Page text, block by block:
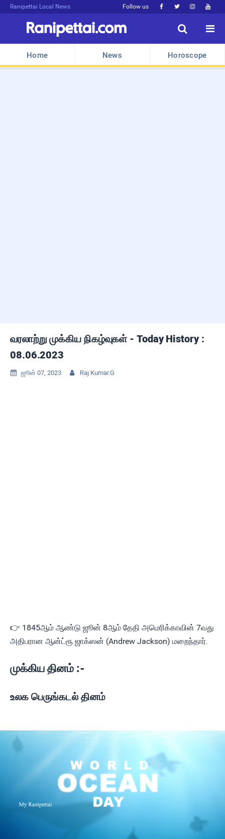
Ranipettai Local News Follow us    


Home News Horoscope
வரலாற்று முக்கிய நிகழ்வுகள் - Today History :
08.06.2023
 ஜூன் 07, 2023  Raj Kumar.G
👉 1845ஆம் ஆண்டு ஜூன் 8ஆம் தேதி அமெரிக்காவின் 7வது
அதிபரான ஆன்ட்ரூ ஜாக்ஸன் (Andrew Jackson) மறைந்தார்.
முக்கிய தினம் :-
உலக பெருங்கடல் தினம்